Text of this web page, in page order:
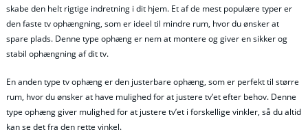
skabe den helt rigtige indretning i dit hjem. Et af de mest populære typer er
den faste tv ophængning, som er ideel til mindre rum, hvor du ønsker at
spare plads. Denne type ophæng er nem at montere og giver en sikker og
stabil ophængning af dit tv.
En anden type tv ophæng er den justerbare ophæng, som er perfekt til større
rum, hvor du ønsker at have mulighed for at justere tv’et efter behov. Denne
type ophæng giver mulighed for at justere tv’et i forskellige vinkler, så du altid
kan se det fra den rette vinkel.